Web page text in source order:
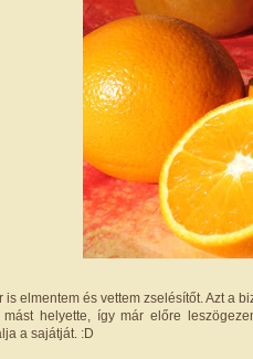
is elmentem és vettem zselésítőt. Azt a
mást helyette, így már előre
a sajátját. :D